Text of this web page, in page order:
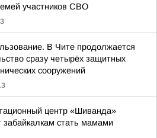
участников СВО
В Чите продолжается
сразу четырёх защитных
сооружений
центр «Шиванда»
забайкалкам стать мамами